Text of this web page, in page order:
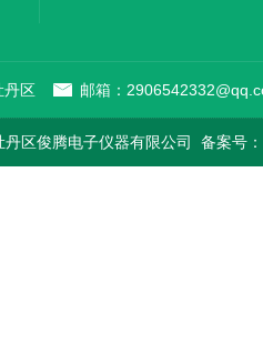
丹区 邮箱：
区俊腾电子仪器有限公司 备案号